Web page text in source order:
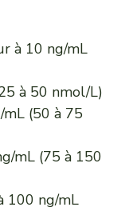
à 10 ng/mL
à 50 nmol/L)
(50 à 75
mL (75 à 150
100 ng/mL